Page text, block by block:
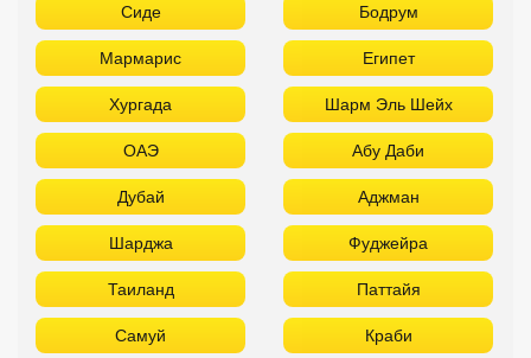
Сиде Бодрум
Мармарис Египет
Хургада Шарм Эль Шейх
ОАЭ Абу Даби
Дубай Аджман
Шарджа Фуджейра
Таиланд Паттайя
Самуй Краби